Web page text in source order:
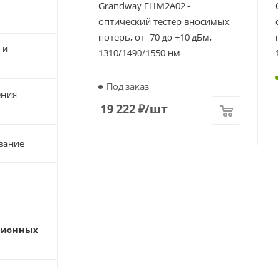
Grandway FHM2A02 -
оптический тестер вносимых
потерь, от -70 до +10 дБм,
1310/1490/1550 нм
Под заказ
19 222₽/шт
и